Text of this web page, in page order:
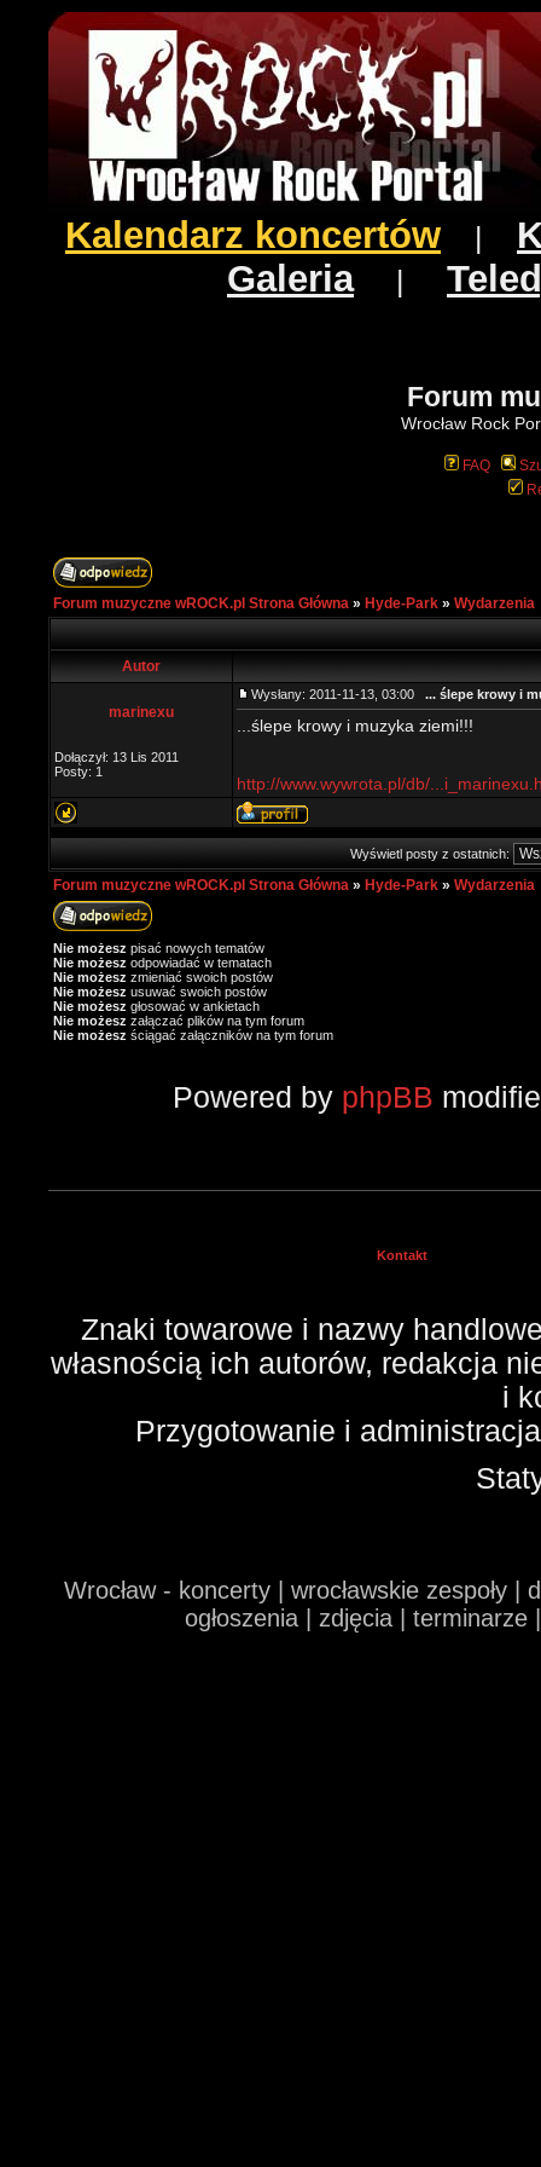
Kalendarz koncertów
Galeria|
Forum
Wrocław Rock
FAQ
Forum muzyczne wROCK.pl Strona Główna » Hyde-Park » Wydarzenia
Autor
marinexu
Dołączył: 13 Lis 2011
Posty: 1
Wysłany: 2011-11-13, 03:00 ... ślepe krowy i
...ślepe krowy i muzyka ziemi!!!
http://www.wywrota.pl/db/
Wyświetl posty z ostatnich:
Forum muzyczne wROCK.pl Strona Główna » Hyde-Park » Wydarzenia
Nie możesz pisać nowych tematów
Nie możesz odpowiadać w tematach
Nie możesz zmieniać swoich postów
Nie możesz usuwać swoich postów
Nie możesz głosować w ankietach
Nie możesz załączać plików na tym forum
Nie możesz ściągać załączników na tym forum
Powered by phpBB
Kontakt
Znaki towarowe i nazwy
własnością ich autorów, redakcja
i
Przygotowanie i
Wrocław - koncerty | wrocławskie zespoły
ogłoszenia | zdjęcia |